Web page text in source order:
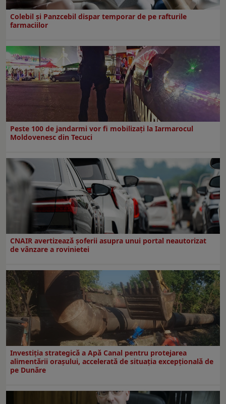
Colebil și Panzcebil dispar temporar de pe rafturile
farmaciilor
Peste 100 de jandarmi vor fi mobilizați la Iarmarocul
Moldovenesc din Tecuci
CNAIR avertizează șoferii asupra unui portal neautorizat
de vânzare a rovinietei
Investiția strategică a Apă Canal pentru protejarea
alimentării orașului, accelerată de situația excepțională de
pe Dunăre